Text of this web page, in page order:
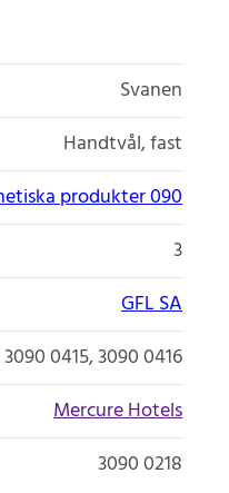
Svanen
Handtvål, fast
produkter 090
3
GFL SA
0415, 3090 0416
Mercure Hotels
3090 0218